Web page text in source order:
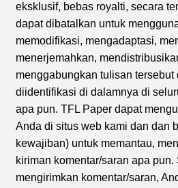
eksklusif, bebas royalti, secara
dapat dibatalkan untuk
memodifikasi, mengadaptasi,
menerjemahkan,
menggabungkan tulisan tersebut
diidentifikasi di dalamnya di
apa pun. TFL Paper dapat
Anda di situs web kami dan dan
kewajiban) untuk memantau,
kiriman komentar/saran apa pun.
mengirimkan komentar/saran,